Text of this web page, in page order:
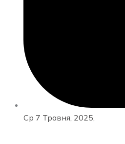
Ср 7 Травня, 2025,